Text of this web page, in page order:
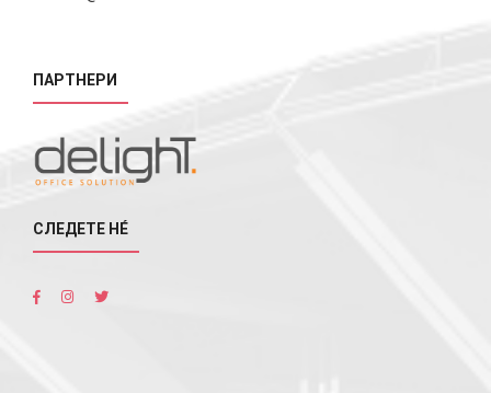
ПАРТНЕРИ
СЛЕДЕТЕ НÉ